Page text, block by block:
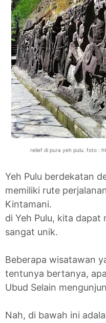
relief di pura yeh pulu. foto :
Yeh Pulu berdekatan
memiliki rute
Kintamani.
di Yeh Pulu, kita
sangat unik.
Beberapa wisatawan
tentunya bertanya,
Ubud Selain
Nah, di bawah ini